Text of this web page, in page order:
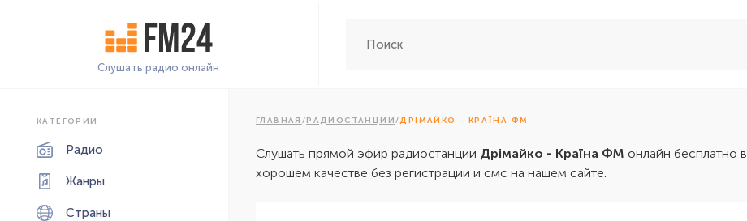
Слушать радио онлайн
КАТЕГОРИИ
Радио
Жанры
Страны
ГЛАВНАЯ /РАДИОСТАНЦИИ/ДРІМАЙКО - КРАЇНА ФМ
Слушать прямой эфир радиостанции Дрімайко - Країна ФМ онлайн бесплатно в
хорошем качестве без регистрации и смс на нашем сайте.